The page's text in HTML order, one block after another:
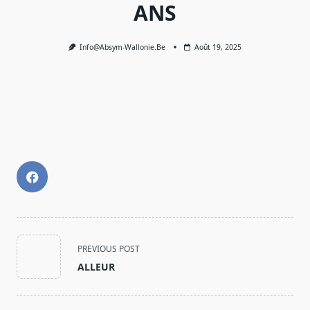
ANS
Info@absym-Wallonie.be Août 19, 2025
<span
class="nav-
subtitle
screen-
PREVIOUS POST
ALLEUR